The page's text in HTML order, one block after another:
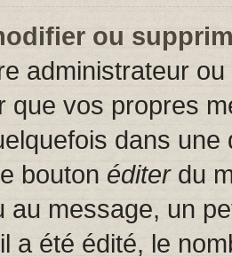
ou
administrateur
que vos propres
dans
bouton éditerdu
au message, un
a été édité, le